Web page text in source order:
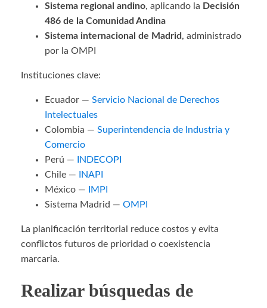
Sistema regional andino, aplicando la Decisión
486 de la Comunidad Andina
Sistema internacional de Madrid , administrado
por la OMPI
Instituciones clave:
Ecuador — Servicio Nacional de Derechos
Intelectuales
Colombia — Superintendencia de Industria y
Comercio
Perú —
INDECOPI
Chile —
INAPI
México —
IMPI
Sistema Madrid — OMPI
La planificación territorial reduce costos y evita
conflictos futuros de prioridad o coexistencia
marcaria.
Realizar búsquedas de